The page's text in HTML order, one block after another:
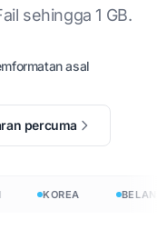
sehingga 1 GB.
asal
percuma
KOREA